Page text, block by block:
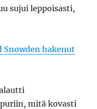
sujui leppoisasti,
hakenut
mitä kovasti